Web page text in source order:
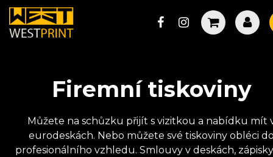
Firemní tiskoviny
Můžete na schůzku přijít s vizitkou a nabídku mít
eurodeskách. Nebo můžete své tiskoviny obléci
profesionálního vzhledu. Smlouvy v deskách,